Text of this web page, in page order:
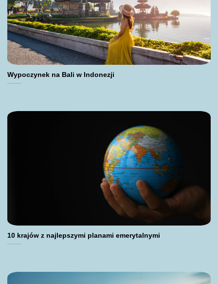
Wypoczynek na Bali w Indonezji
10 krajów z najlepszymi planami emerytalnymi